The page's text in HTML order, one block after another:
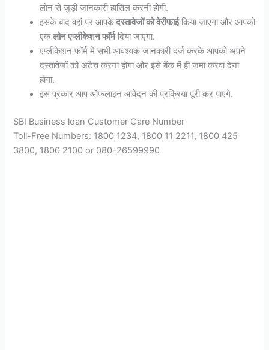
लोन से जुड़ी जानकारी हासिल करनी होगी.
इसके बाद वहां पर आपकेदस्तावेजों को वेरीफाईकिया जाएगा और आपको
एकलोन एप्लीकेशन फॉर्मदिया जाएगा.
एप्लीकेशन फॉर्म में सभी आवश्यक जानकारी दर्ज करके आपको अपने
दस्तावेजों को अटैच करना होगा और इसे बैंक में ही जमा करवा देना
होगा.
इस प्रकार आप ऑफलाइन आवेदन की प्रक्रिया पूरी कर पाएंगे.
SBI Business loan Customer Care Number
Toll-Free Numbers: 1800 1234, 1800 11 2211, 1800 425
3800, 1800 2100 or 080-26599990